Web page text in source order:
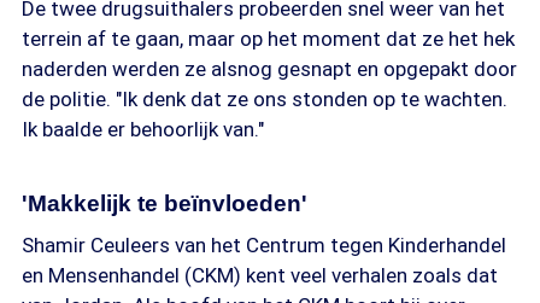
De twee drugsuithalers probeerden snel weer van het
terrein af te gaan, maar op het moment dat ze het hek
naderden werden ze alsnog gesnapt en opgepakt door
de politie. "Ik denk dat ze ons stonden op te wachten.
Ik baalde er behoorlijk van."
'Makkelijk te beïnvloeden'
Shamir Ceuleers van het Centrum tegen Kinderhandel
en Mensenhandel (CKM) kent veel verhalen zoals dat